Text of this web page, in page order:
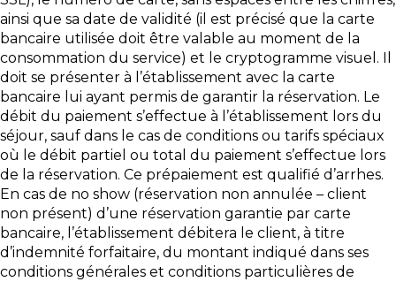
ainsi que sa date de validité (il est précisé que la carte
bancaire utilisée doit être valable au moment de la
consommation du service) et le cryptogramme visuel. Il
doit se présenter à l’établissement avec la carte
bancaire lui ayant permis de garantir la réservation. Le
débit du paiement s’effectue à l’établissement lors du
séjour, sauf dans le cas de conditions ou tarifs spéciaux
où le débit partiel ou total du paiement s’effectue lors
de la réservation. Ce prépaiement est qualifié d’arrhes.
En cas de no show (réservation non annulée – client
non présent) d’une réservation garantie par carte
bancaire, l’établissement débitera le client, à titre
d’indemnité forfaitaire, du montant indiqué dans ses
conditions générales et conditions particulières de